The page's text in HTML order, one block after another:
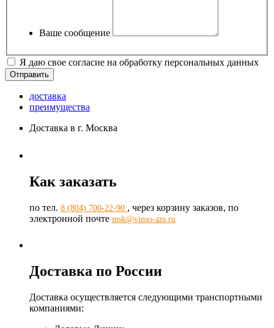
Ваше сообщение
Я даю свое согласие на обработку персональных данных
доставка
преимущества
Доставка в г. Москва
Как заказать
по тел. 8 (804) 700-22-90 , через корзину заказов, по
электронной почте msk@vinso-azs.ru
Доставка по России
Доставка осуществляется следующими транспортными
компаниями: